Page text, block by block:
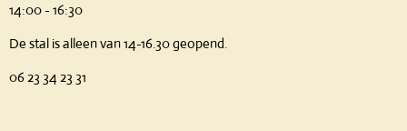
14:00 - 16:30
De stal is alleen van 14-16.30 geopend.
06 23 34 23 31